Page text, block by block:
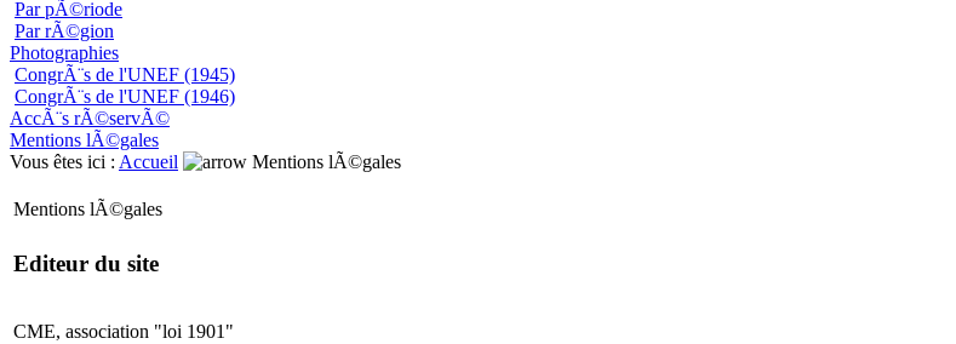
Par pÃ©riode
Par rÃ©gion
Photographies
CongrÃ¨s de l'UNEF (1945)
CongrÃ¨s de l'UNEF (1946)
AccÃ¨s rÃ©servÃ©
Mentions lÃ©gales
Vous êtes ici : Accueil Mentions lÃ©gales
Mentions lÃ©gales
Editeur du site
CME, association "loi 1901"